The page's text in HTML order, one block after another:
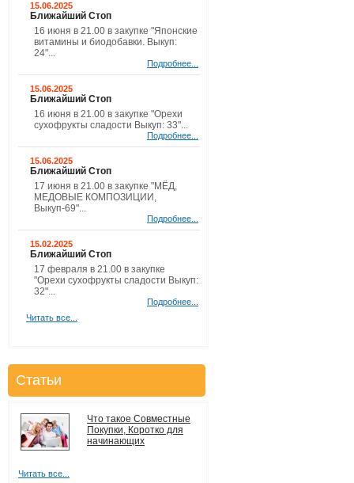
15.06.2025
Ближайший Стоп
16 июня в 21.00 в закупке "Японские
витамины и биодобавки. Выкуп:
24"...
Подробнее...
15.06.2025
Ближайший Стоп
16 июня в 21.00 в закупке "Орехи
сухофрукты сладости Выкуп: 33"...
Подробнее...
15.06.2025
Ближайший Стоп
17 июня в 21.00 в закупке "МЁД,
МЕДОВЫЕ КОМПОЗИЦИИ,
Выкуп-69"...
Подробнее...
15.02.2025
Ближайший Стоп
17 февраля в 21.00 в закупке
"Орехи сухофрукты сладости Выкуп:
32"...
Подробнее...
Читать все...
Статьи
Что такое Совместные
Покупки, Коротко для
начинающих
Читать все...